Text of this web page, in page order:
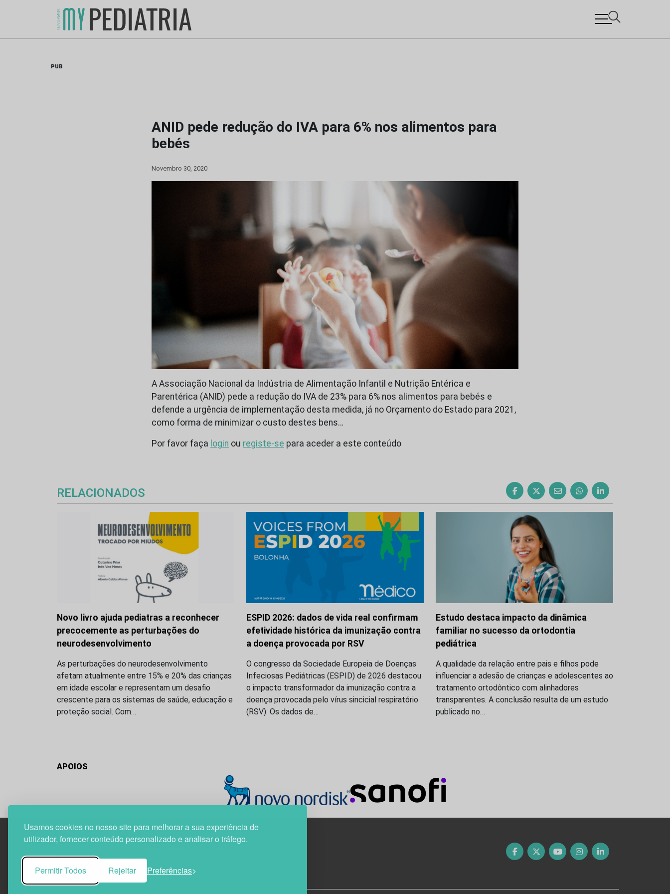
Usamos cookies no nosso site para melhorar a sua experiência de
utilizador, fornecer conteúdo personalizado e analisar o tráfego.
Permitir Todos Rejeitar Preferências
PUB
ANID pede redução do IVA para 6% nos alimentos para
bebés
Novembro 30, 2020
A Associação Nacional da Indústria de Alimentação Infantil e Nutrição Entérica e
Parentérica (ANID) pede a redução do IVA de 23% para 6% nos alimentos para bebés e
defende a urgência de implementação desta medida, já no Orçamento do Estado para 2021,
como forma de minimizar o custo destes bens…
Por favor faça login ou registe-se para aceder a este conteúdo
RELACIONADOS
Novo livro ajuda pediatras a reconhecer
precocemente as perturbações do
neurodesenvolvimento
As perturbações do neurodesenvolvimento
afetam atualmente entre 15% e 20% das crianças
em idade escolar e representam um desafio
crescente para os sistemas de saúde, educação e
proteção social. Com…
ESPID 2026: dados de vida real confirmam
efetividade histórica da imunização contra
a doença provocada por RSV
O congresso da Sociedade Europeia de Doenças
Infeciosas Pediátricas (ESPID) de 2026 destacou
o impacto transformador da imunização contra a
doença provocada pelo vírus sincicial respiratório
(RSV). Os dados de…
Estudo destaca impacto da dinâmica
familiar no sucesso da ortodontia
pediátrica
A qualidade da relação entre pais e filhos pode
influenciar a adesão de crianças e adolescentes ao
tratamento ortodôntico com alinhadores
transparentes. A conclusão resulta de um estudo
publicado no…
APOIOS
1800-282 Lisboa | Portugal
21 850 40 65